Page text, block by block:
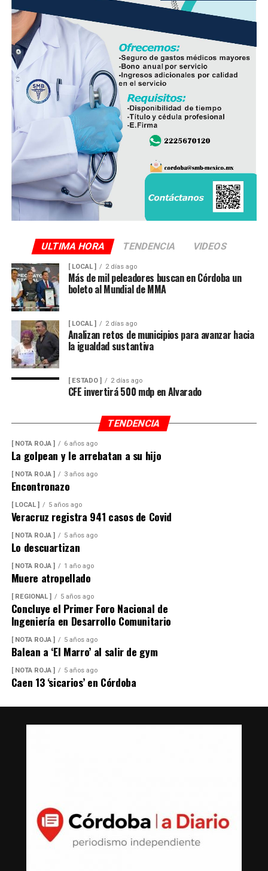
ULTIMA HORA TENDENCIA VIDEOS
[ LOCAL ] 2 días ago
Más de mil peleadores buscan en Córdoba un
boleto al Mundial de MMA
[ LOCAL ] 2 días ago
Analizan retos de municipios para avanzar hacia
la igualdad sustantiva
[ ESTADO ] 2 días ago
CFE invertirá 500 mdp en Alvarado
TENDENCIA
[ NOTA ROJA ] 6 años ago
La golpean y le arrebatan a su hijo
[ NOTA ROJA ] 3 años ago
Encontronazo
[ LOCAL ] 5 años ago
Veracruz registra 941 casos de Covid
[ NOTA ROJA ] 5 años ago
Lo descuartizan
[ NOTA ROJA ] 1 año ago
Muere atropellado
[ REGIONAL ] 5 años ago
Concluye el Primer Foro Nacional de
Ingeniería en Desarrollo Comunitario
[ NOTA ROJA ] 5 años ago
Balean a ‘El Marro’ al salir de gym
[ NOTA ROJA ] 5 años ago
Caen 13 ‘sicarios’ en Córdoba